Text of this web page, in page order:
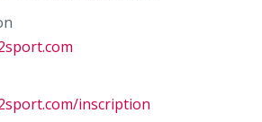
inscription